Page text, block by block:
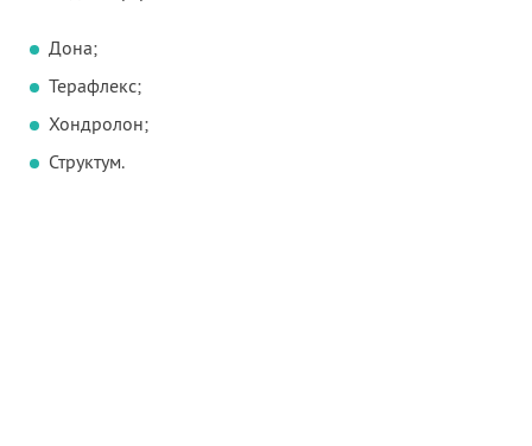
Дона;
Терафлекс;
Хондролон;
Структум.